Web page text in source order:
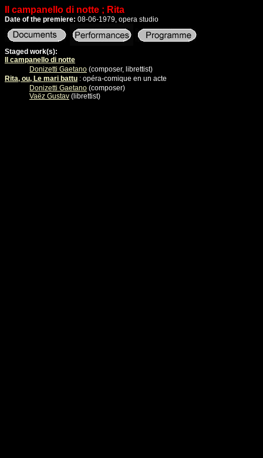
Il campanello di notte ; Rita
Date of the premiere: 08-06-1979, opera studio
Staged work(s):
Il campanello di notte
Donizetti Gaetano (composer, librettist)
Rita, ou, Le mari battu : opéra-comique en un acte
Donizetti Gaetano (composer)
Vaëz Gustav (librettist)